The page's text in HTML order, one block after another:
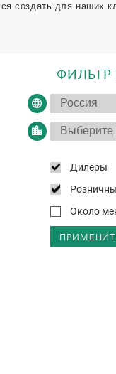
создать для наших
ФИЛЬТР
Дилеры
Около